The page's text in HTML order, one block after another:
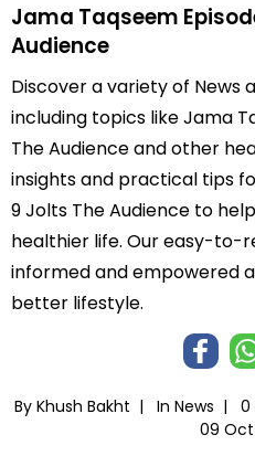
Jama Taqseem
Audience
Discover a variety of News
including topics like Jama
The Audience and other
insights and practical tips
9 Jolts The Audience to
healthier life. Our easy-to-
informed and empowered
better lifestyle.
By Khush Bakht | In News |
09 Oct